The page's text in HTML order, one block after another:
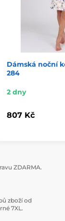
Dámská noční
284
2 dny
807 Kč
ZDARMA.
zboží od
7XL.